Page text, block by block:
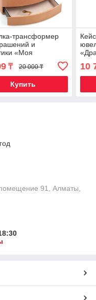
трансформер
и
«Моя
с
₸ 20 000 ₸
Купить
10
91, Алматы,